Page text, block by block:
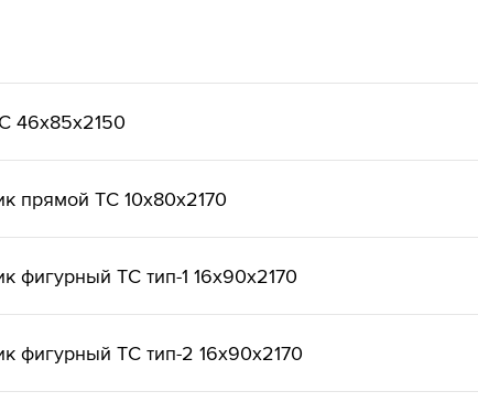
46x85x2150
прямой ТС 10x80x2170
фигурный ТС тип-1 16x90x2170
фигурный ТС тип-2 16x90x2170